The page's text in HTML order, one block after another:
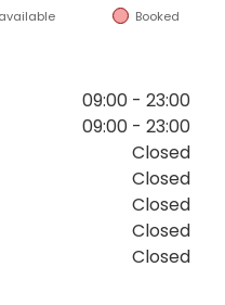
Booked
09:00 - 23:00
09:00 - 23:00
Closed
Closed
Closed
Closed
Closed